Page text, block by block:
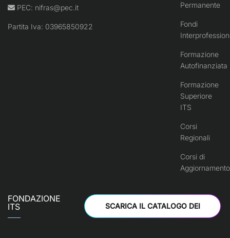
PEC: nifras@pec.it
Partita Iva: 03965850922
Permanente
Fondi
Formazione
Autofinanziata
Formazione
Superiore
ITS
Corsi
Regionali
Corsi di
Aggiornamento
FONDAZIONE
ITS
SCARICA IL CATALOGO DEI